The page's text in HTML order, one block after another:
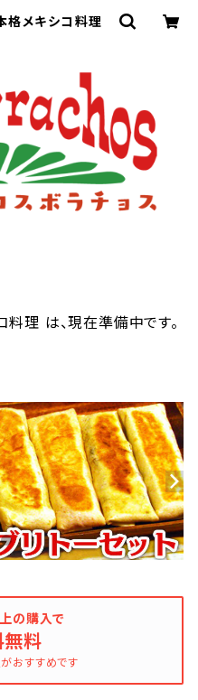
格メキシコ料理
理 は、現在準備中です。
の購入で
料
おすすめです